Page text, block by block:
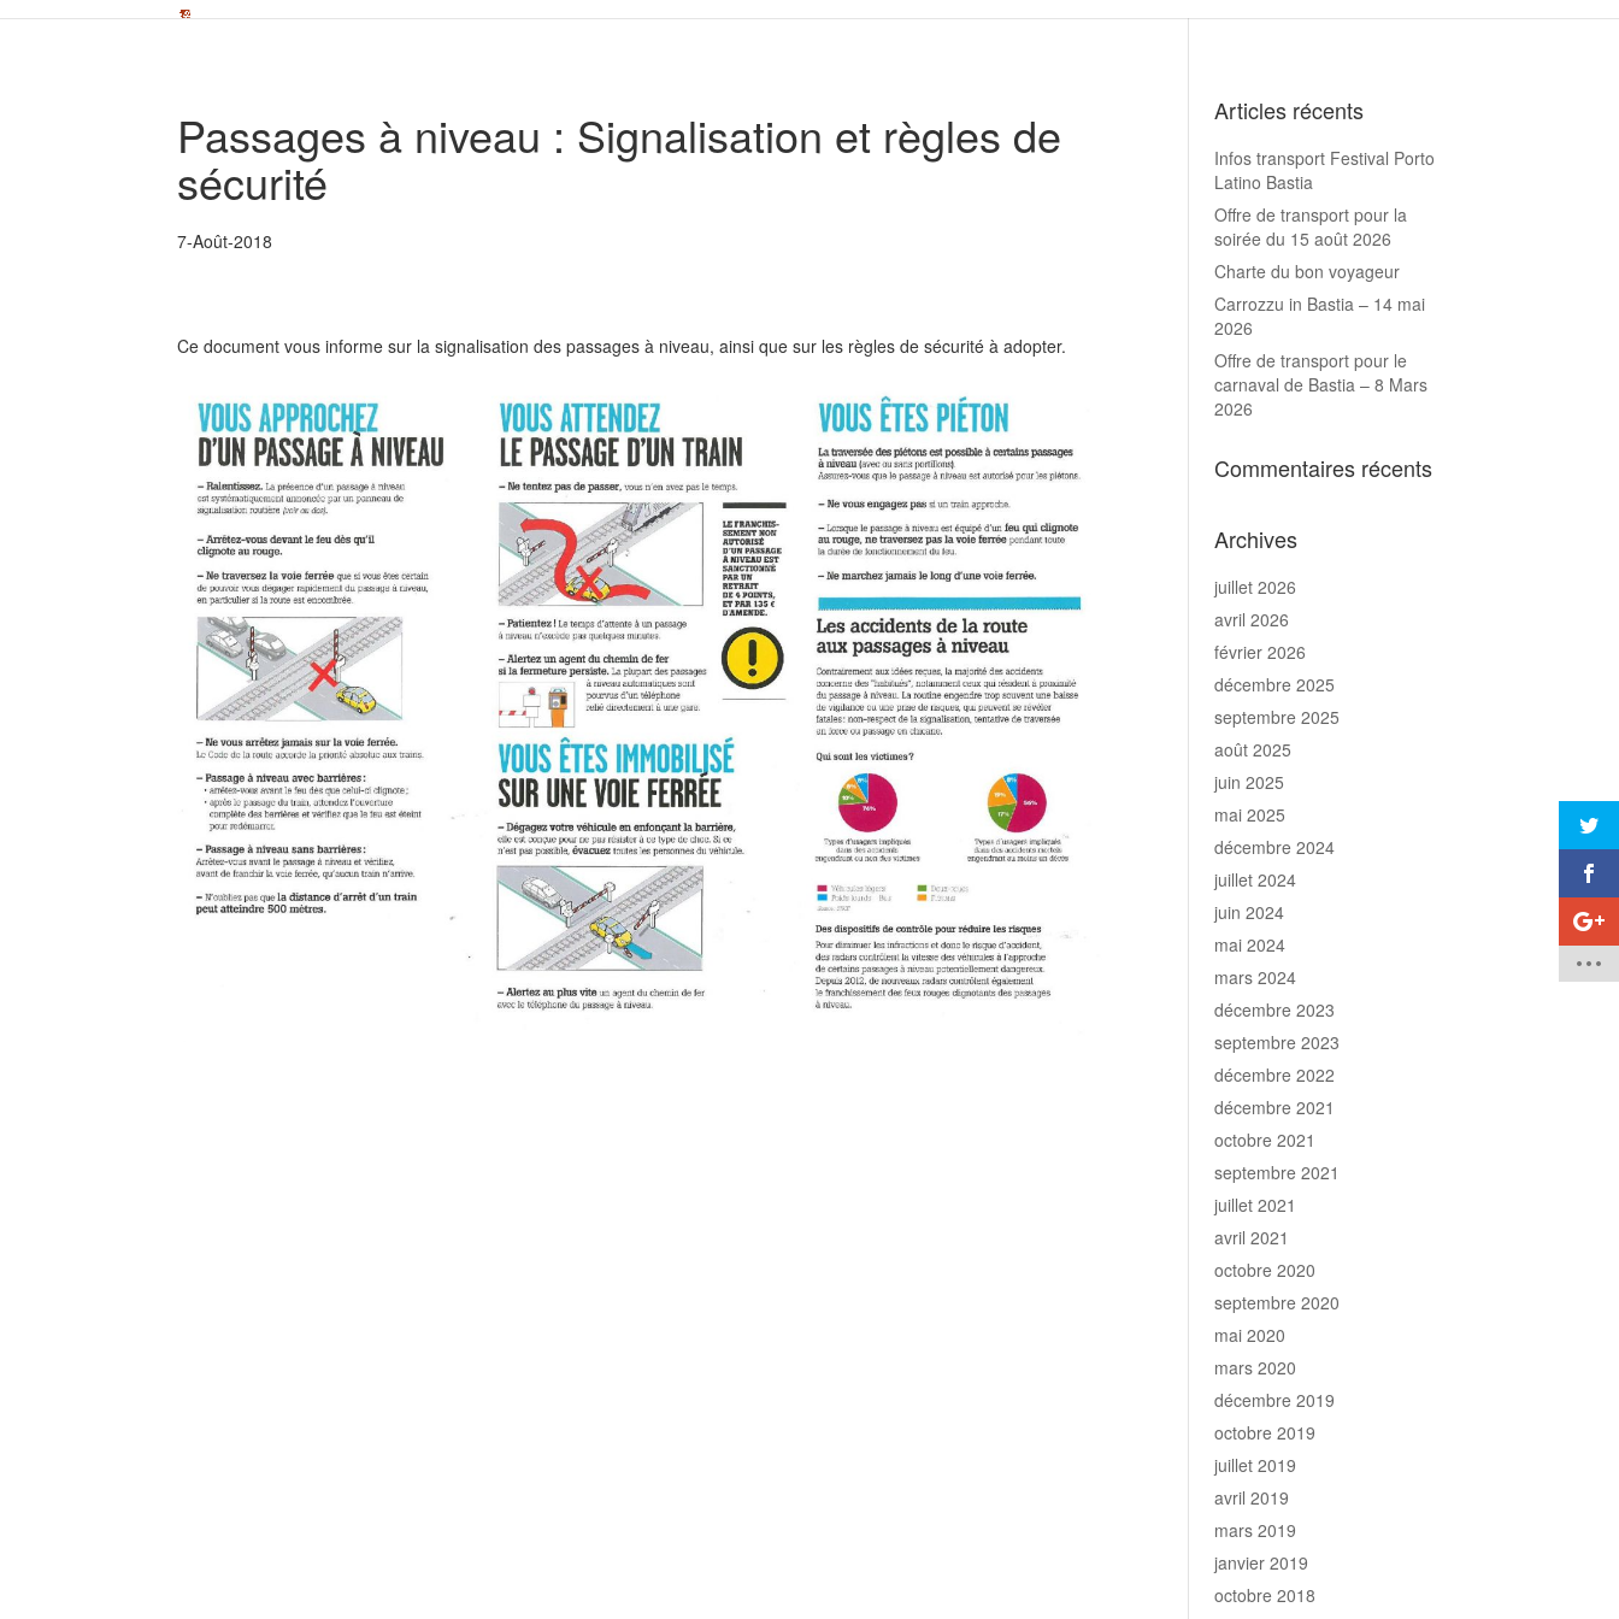
Passages à niveau : Signalisation et règles de
sécurité
7-Août-2018
Ce document vous informe sur la signalisation des passages à niveau, ainsi que sur les règles de sécurité à adopter.
Articles récents
Infos transport Festival Porto
Latino Bastia
Offre de transport pour la
soirée du 15 août 2026
Charte du bon voyageur
Carrozzu in Bastia – 14 mai
2026
Offre de transport pour le
carnaval de Bastia – 8 Mars
2026
Commentaires récents
Archives
juillet 2026
avril 2026
février 2026
décembre 2025
septembre 2025
août 2025
juin 2025
mai 2025
décembre 2024
juillet 2024
juin 2024
mai 2024
mars 2024
décembre 2023
septembre 2023
décembre 2022
décembre 2021
octobre 2021
septembre 2021
juillet 2021
avril 2021
octobre 2020
septembre 2020
mai 2020
mars 2020
décembre 2019
octobre 2019
juillet 2019
avril 2019
mars 2019
janvier 2019
octobre 2018